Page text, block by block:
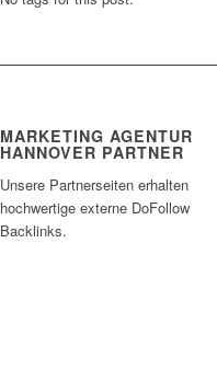
MARKETING AGENTUR
HANNOVER PARTNER
Unsere Partnerseiten erhalten
hochwertige externe DoFollow
Backlinks.